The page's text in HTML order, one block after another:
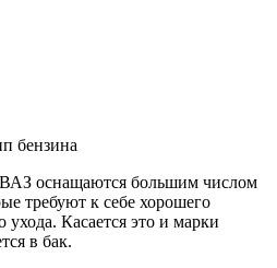
бензина
оснащаются большим числом
требуют к себе хорошего
Касается это и марки
в бак.